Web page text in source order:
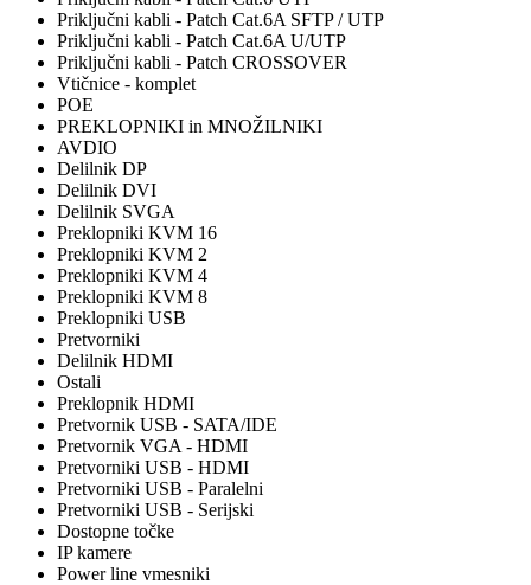
Priključni kabli - Patch Cat.6A SFTP / UTP
Priključni kabli - Patch Cat.6A U/UTP
Priključni kabli - Patch CROSSOVER
Vtičnice - komplet
POE
PREKLOPNIKI in MNOŽILNIKI
AVDIO
Delilnik DP
Delilnik DVI
Delilnik SVGA
Preklopniki KVM 16
Preklopniki KVM 2
Preklopniki KVM 4
Preklopniki KVM 8
Preklopniki USB
Pretvorniki
Delilnik HDMI
Ostali
Preklopnik HDMI
Pretvornik USB - SATA/IDE
Pretvornik VGA - HDMI
Pretvorniki USB - HDMI
Pretvorniki USB - Paralelni
Pretvorniki USB - Serijski
Dostopne točke
IP kamere
Power line vmesniki